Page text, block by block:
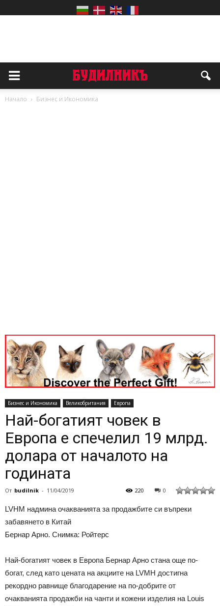
Начало Бизнес и Икономика
Бизнес и Икономика Великобритания Европа
Най-богатият човек в
Европа е спечелил 19 млрд.
долара от началото на
годината
От budilnik - 11/04/2019 0
220
LVHM надмина очакванията за продажбите си въпреки
забавянето в Китай
Бернар Арно. Снимка: Ройтерс
Най-богатият човек в Европа Бернар Арно стана още по-
богат, след като цената на акциите на LVMH достигна
рекордно равнище благодарение на по-добрите от
очакванията продажби на чанти и кожени изделия на Louis